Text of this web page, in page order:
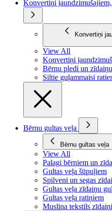
Konvertiņi
Konvertiņi
View All
Konvertiņi
Bērnu pledi un
Siltie guļammaisi
Bērnu gultas veļa
Bērnu gultas veļa
View All
Palagi bērniem un
Gultas veļa šūpuļiem
Spilveni un segas
Gultas veļa zīdaiņu
Gultas veļa ratiņiem
Muslina tekstils